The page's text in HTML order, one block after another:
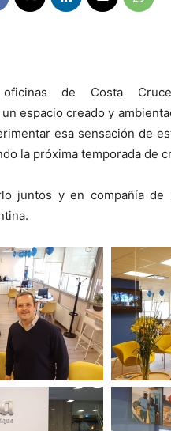
de Costa
espacio creado y
esa sensación de
la próxima temporada de
juntos y en compañía de